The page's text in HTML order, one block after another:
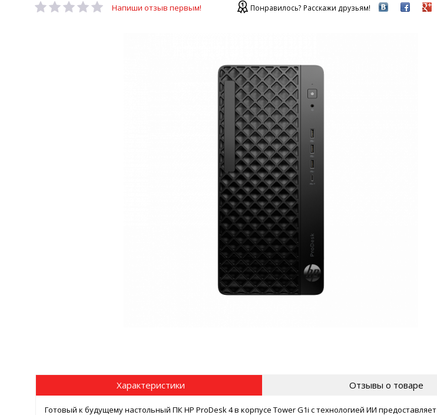
Напиши отзыв первым! Понравилось? Расскажи друзьям!
Характеристики Отзывы о товаре
Готовый к будущему настольный ПК HP ProDesk 4 в корпусе Tower G1i с технологией ИИ предоставляет